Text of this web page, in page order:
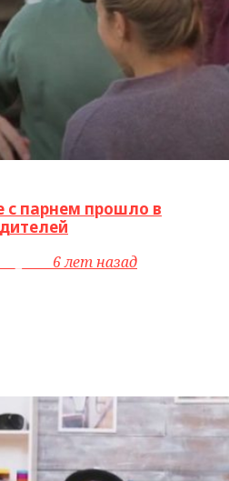
с парнем прошло в
6 лет назад